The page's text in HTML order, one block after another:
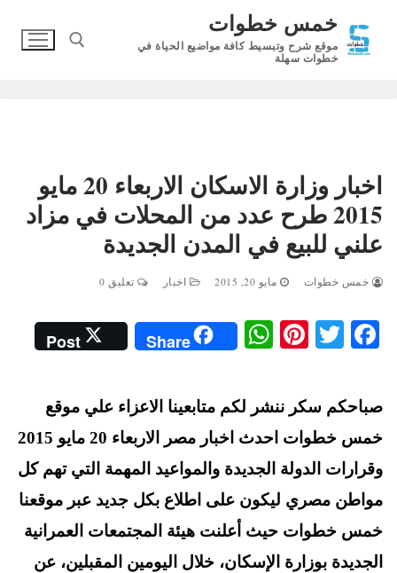
المحتوى
خمس خطوات
موقع شرح وتبسيط كافة مواضيع الحياة في
خطوات سهلة
اخبار وزارة الاسكان الاربعاء 20 مايو
2015 طرح عدد من المحلات في مزاد
علني للبيع في المدن الجديدة
خمس خطوات مايو 20, 2015 اخبار تعليق 0
Fa
bo
ok
T
tte
r
Pi
es
t
W
ha
ts
A
pp
Share
Post
صباحكم سكر ننشر لكم متابعينا الاعزاء علي موقع
خمس خطوات احدث اخبار مصر الاربعاء 20 مايو 2015
وقرارات الدولة الجديدة والمواعيد المهمة التي تهم كل
مواطن مصري ليكون على اطلاع بكل جديد عبر موقعنا
خمس خطوات حيث أعلنت هيئة المجتمعات العمرانية
الجديدة بوزارة الإسكان، خلال اليومين المقبلين، عن